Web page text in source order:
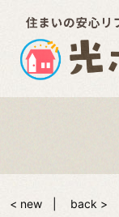
< new back >